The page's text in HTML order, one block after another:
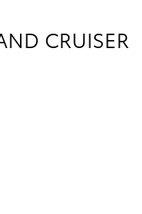
CRUISER